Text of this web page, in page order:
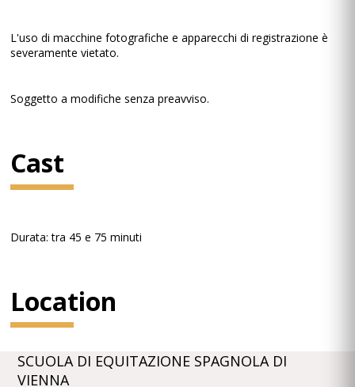
L'uso di macchine fotografiche e apparecchi di registrazione è
severamente vietato.
Soggetto a modifiche senza preavviso.
Cast
Durata: tra 45 e 75 minuti
Location
SCUOLA DI EQUITAZIONE SPAGNOLA DI
VIENNA